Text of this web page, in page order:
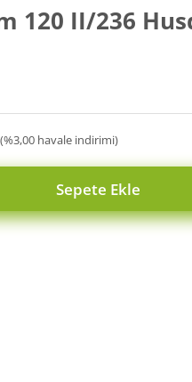
120 II/236
havale indirimi)
Sepete Ekle